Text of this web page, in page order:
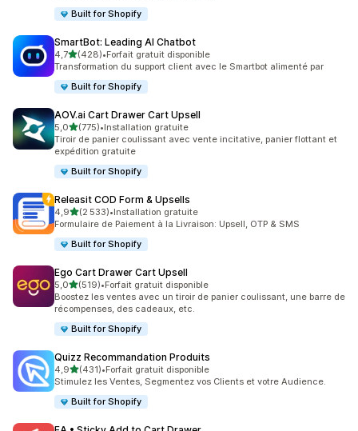
Built for Shopify
SmartBot: Leading AI Chatbot
4,7étoile(s) sur 5
(428)
428 avis au total
•Forfait gratuit disponible
Transformation du support client avec le Smartbot alimenté par
Built for Shopify
AOV.ai Cart Drawer Cart Upsell
5,0étoile(s) sur 5
(775)
775 avis au total
•Installation gratuite
Tiroir de panier coulissant avec vente incitative, panier flottant et
expédition gratuite
Built for Shopify
Releasit COD Form & Upsells
4,9étoile(s) sur 5
(2 533)
2533 avis au total
•Installation gratuite
Formulaire de Paiement à la Livraison: Upsell, OTP & SMS
Built for Shopify
Ego Cart Drawer Cart Upsell
5,0étoile(s) sur 5
(519)
519 avis au total
•Forfait gratuit disponible
Boostez les ventes avec un tiroir de panier coulissant, une barre de
récompenses, des cadeaux, etc.
Built for Shopify
Quizz Recommandation Produits
4,9étoile(s) sur 5
(431)
431 avis au total
•Forfait gratuit disponible
Stimulez les Ventes, Segmentez vos Clients et votre Audience.
Built for Shopify